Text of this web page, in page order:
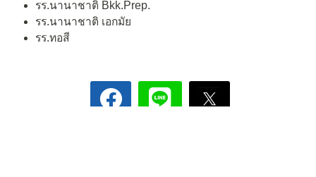
รร.นานาชาติ Bkk.Prep.
รร.นานาชาติ เอกมัย
รร.ทอสี